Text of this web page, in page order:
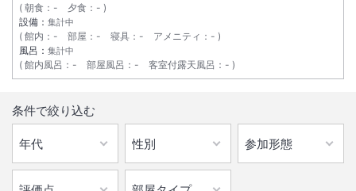
朝食 ： - 夕食 ： -
設備： 集計中
館内 ： - 部屋 ： - 寝具 ： - アメニティ ： -
風呂： 集計中
館内風呂 ： - 部屋風呂 ： - 客室付露天風呂 ： -
条件で絞り込む